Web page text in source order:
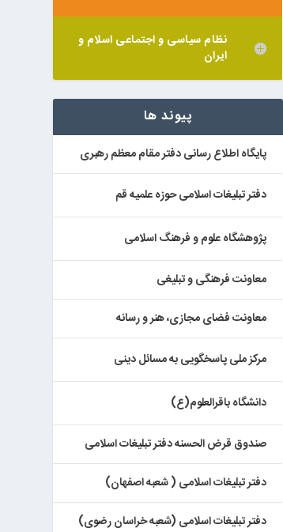
نظام سیاسی و اجتماعی اسلام و
ایران
پیوند ها
پایگاه اطلاع رسانی دفتر مقام معظم رهبری
دفتر تبلیغات اسلامی حوزه علمیه قم
پژوهشگاه علوم و فرهنگ اسلامی
معاونت فرهنگی و تبلیغی
معاونت فضای مجازی، هنر و رسانه
مرکز ملی پاسخگویی به مسائل دینی
دانشگاه باقرالعلوم(ع)
صندوق قرض الحسنه دفتر تبلیغات اسلامی
دفتر تبلیغات اسلامی ( شعبه اصفهان)
دفتر تبلیغات اسلامی (شعبه خراسان رضوی)